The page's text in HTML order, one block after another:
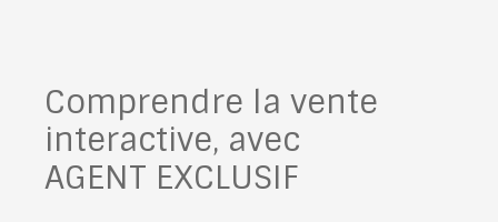
Comprendre la vente
interactive, avec
AGENT EXCLUSIF